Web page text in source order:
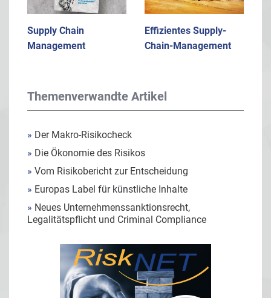
Supply Chain
Management
Effizientes Supply-
Chain-Management
Themenverwandte Artikel
» Der Makro-Risikocheck
» Die Ökonomie des Risikos
» Vom Risikobericht zur Entscheidung
» Europas Label für künstliche Inhalte
» Neues Unternehmenssanktionsrecht,
Legalitätspflicht und Criminal Compliance